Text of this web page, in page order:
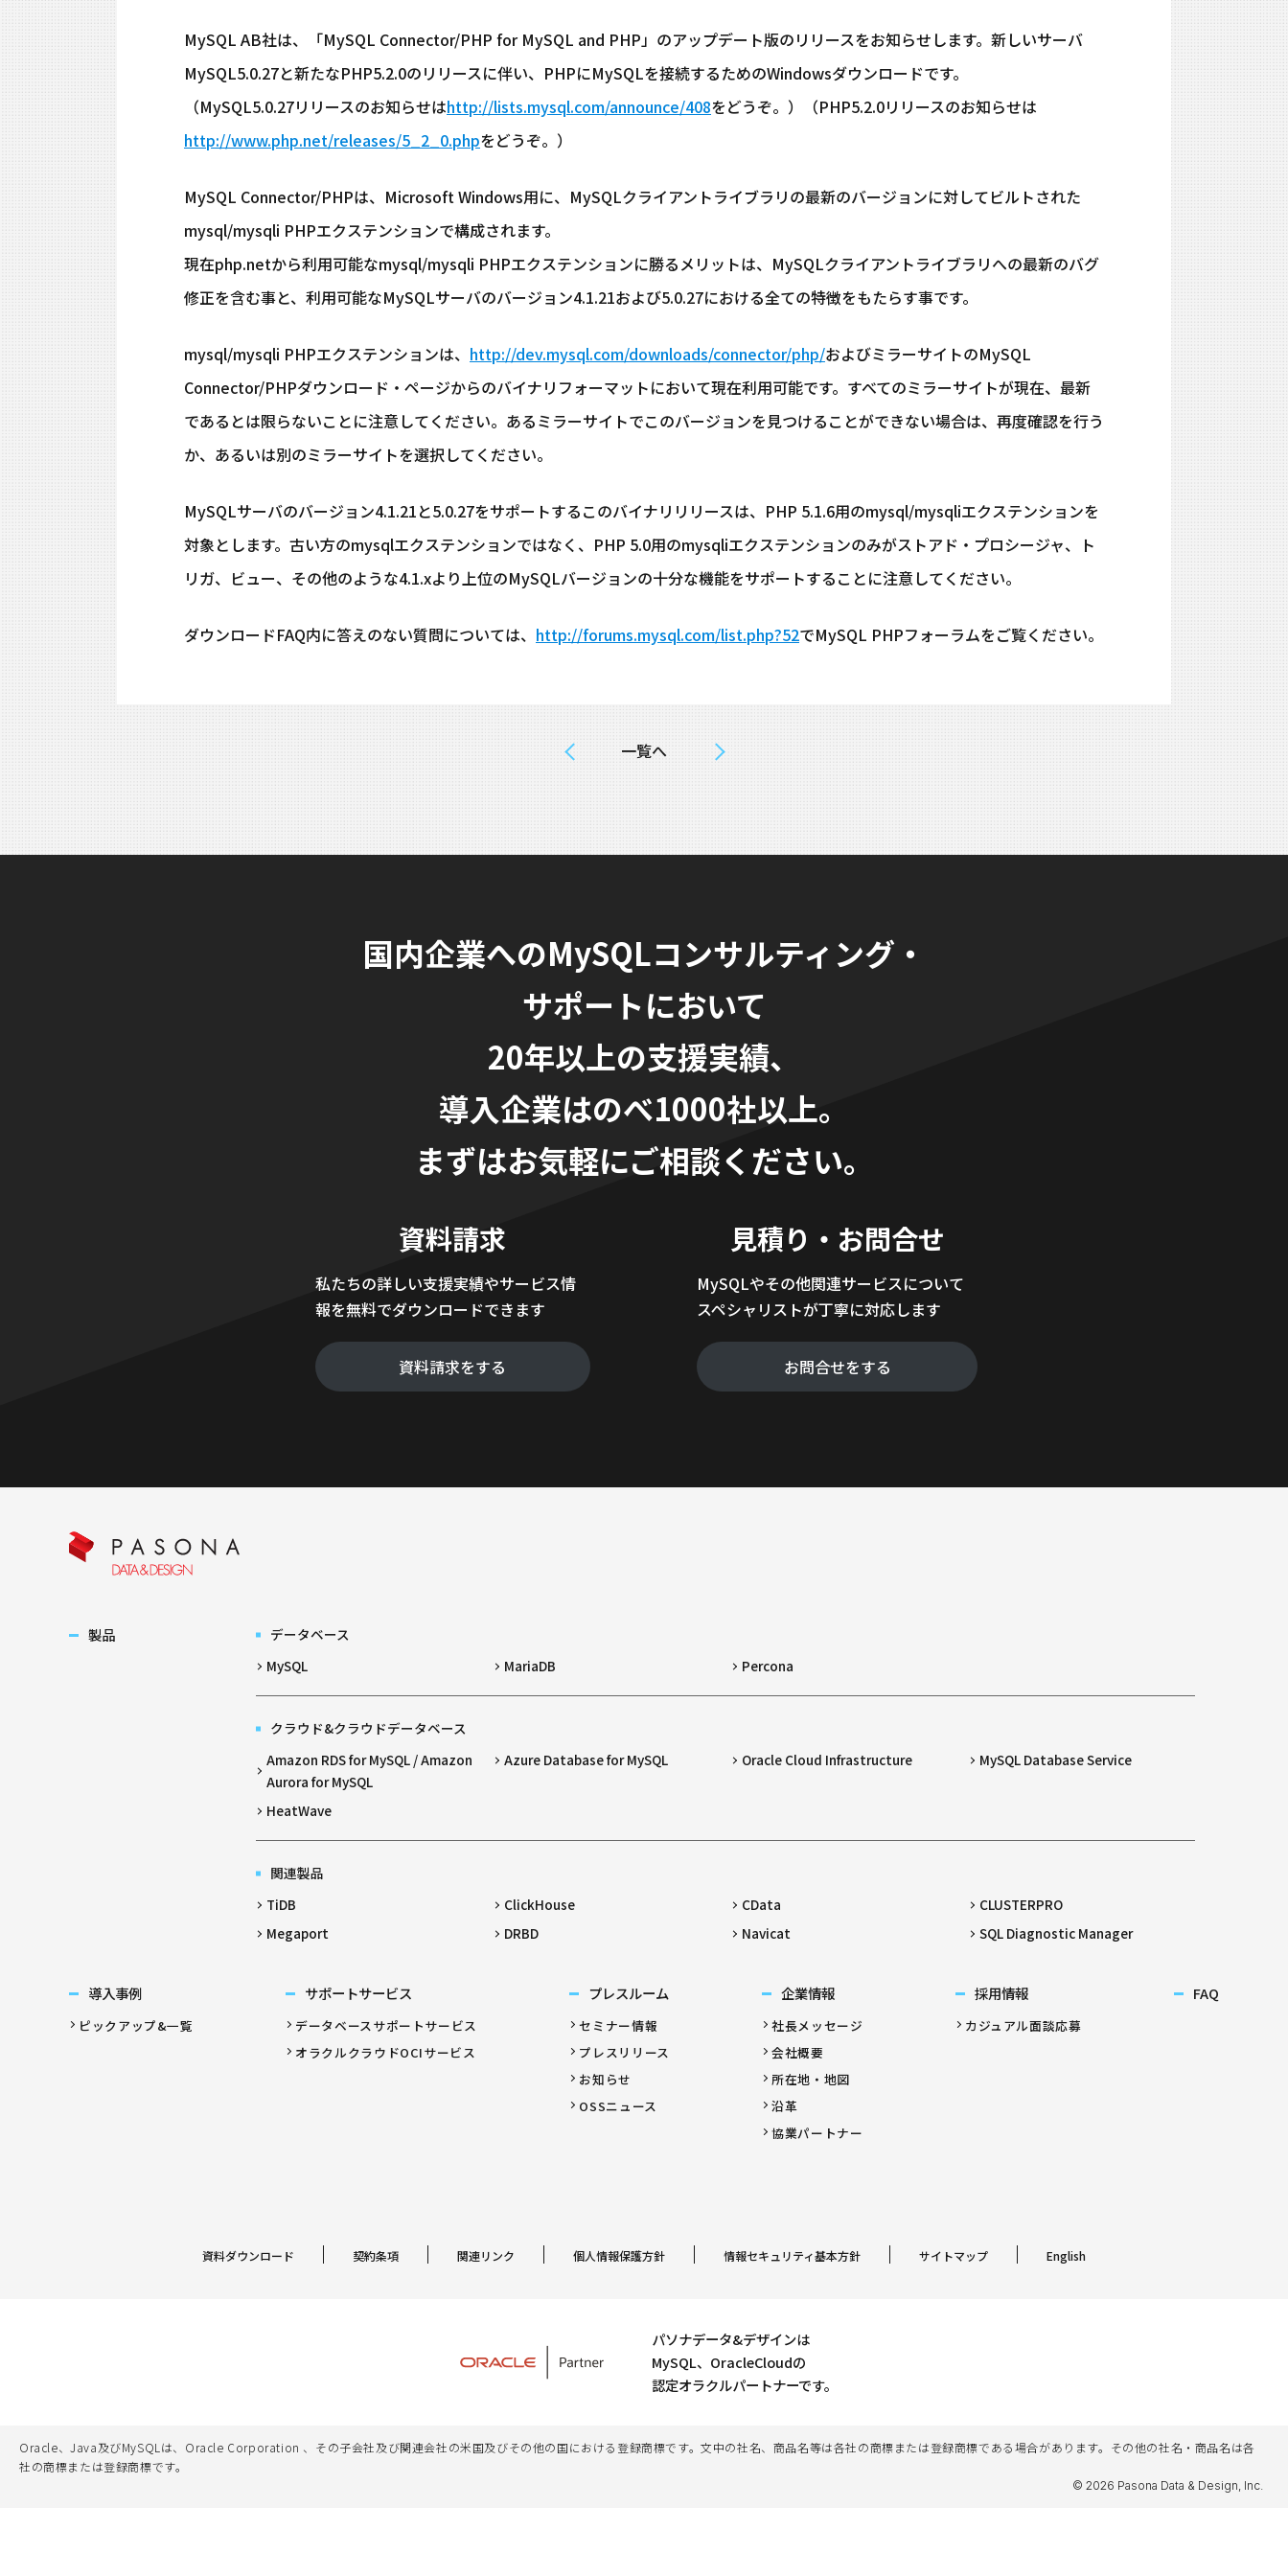
MySQL AB社は、「MySQL Connector/PHP for MySQL and PHP」のアップデート版のリリースをお知らせします。新しいサーバ
MySQL5.0.27と新たなPHP5.2.0のリリースに伴い、PHPにMySQLを接続するためのWindowsダウンロードです。
（MySQL5.0.27リリースのお知らせはhttp://lists.mysql.com/announce/408をどうぞ。）（PHP5.2.0リリースのお知らせは
http://www.php.net/releases/5_2_0.phpをどうぞ。）
MySQL Connector/PHPは、Microsoft Windows用に、MySQLクライアントライブラリの最新のバージョンに対してビルトされた
mysql/mysqli PHPエクステンションで構成されます。
現在php.netから利用可能なmysql/mysqli PHPエクステンションに勝るメリットは、MySQLクライアントライブラリへの最新のバグ
修正を含む事と、利用可能なMySQLサーバのバージョン4.1.21および5.0.27における全ての特徴をもたらす事です。
mysql/mysqli PHPエクステンションは、 http://dev.mysql.com/downloads/connector/php/およびミラーサイトのMySQL
Connector/PHPダウンロード・ページからのバイナリフォーマットにおいて現在利用可能です。すべてのミラーサイトが現在、最新
であるとは限らないことに注意してください。あるミラーサイトでこのバージョンを見つけることができない場合は、再度確認を行う
か、あるいは別のミラーサイトを選択してください。
MySQLサーバのバージョン4.1.21と5.0.27をサポートするこのバイナリリリースは、PHP 5.1.6用のmysql/mysqliエクステンションを
対象とします。古い方のmysqlエクステンションではなく、PHP 5.0用のmysqliエクステンションのみがストアド・プロシージャ、ト
リガ、ビュー、その他のような4.1.xより上位のMySQLバージョンの十分な機能をサポートすることに注意してください。
ダウンロードFAQ内に答えのない質問については、 http://forums.mysql.com/list.php?52でMySQL PHPフォーラムをご覧ください。
一覧へ
国内企業へのMySQLコンサルティング・
サポートにおいて
20年以上の支援実績、
導入企業はのべ1000社以上。
まずはお気軽にご相談ください。
資料請求
私たちの詳しい支援実績やサービス情
報を無料でダウンロードできます
資料請求をする
見積り・お問合せ
MySQLやその他関連サービスについて
スペシャリストが丁寧に対応します
お問合せをする
製品
データベース
MySQL
MariaDB Percona
クラウド&クラウドデータベース
Amazon RDS for MySQL / Amazon
Aurora for MySQL
Azure Database for MySQL Oracle Cloud Infrastructure MySQL Database Service
HeatWave
関連製品
TiDB
ClickHouse CData
CLUSTERPRO
Megaport
DRBD Navicat SQL Diagnostic Manager
導入事例
ピックアップ&一覧
サポートサービス
データベースサポートサービス
オラクルクラウドOCIサービス
プレスルーム
セミナー情報
プレスリリース
お知らせ
OSSニュース
企業情報
社長メッセージ
会社概要
所在地・地図
沿革
協業パートナー
採用情報
カジュアル面談応募
FAQ
資料ダウンロード 契約条項 関連リンク 個人情報保護方針 情報セキュリティ基本方針 サイトマップ English
パソナデータ&デザインは
MySQL、OracleCloudの
認定オラクルパートナーです。
Oracle、Java及びMySQLは、Oracle Corporation 、その子会社及び関連会社の米国及びその他の国における登録商標です。文中の社名、商品名等は各社の商標または登録商標である場合があります。その他の社名・商品名は各
社の商標または登録商標です。
© 2026 Pasona Data & Design, Inc.